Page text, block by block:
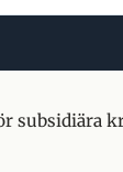
subsidiära